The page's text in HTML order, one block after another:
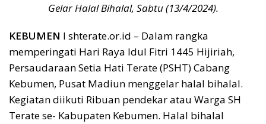
Gelar Halal Bihalal, Sabtu (13/4/2024).
KEBUMEN I shterate.or.id – Dalam rangka
memperingati Hari Raya Idul Fitri 1445 Hijiriah,
Persaudaraan Setia Hati Terate (PSHT) Cabang
Kebumen, Pusat Madiun menggelar halal bihalal.
Kegiatan diikuti Ribuan pendekar atau Warga SH
Terate se- Kabupaten Kebumen. Halal bihalal